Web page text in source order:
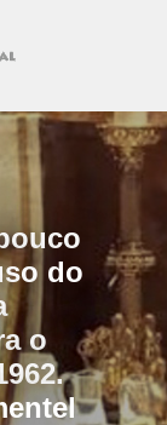
do
o